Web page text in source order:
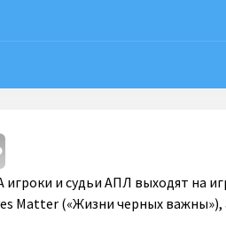
и судьи АПЛ выходят на
Matter («Жизни черных важны»),